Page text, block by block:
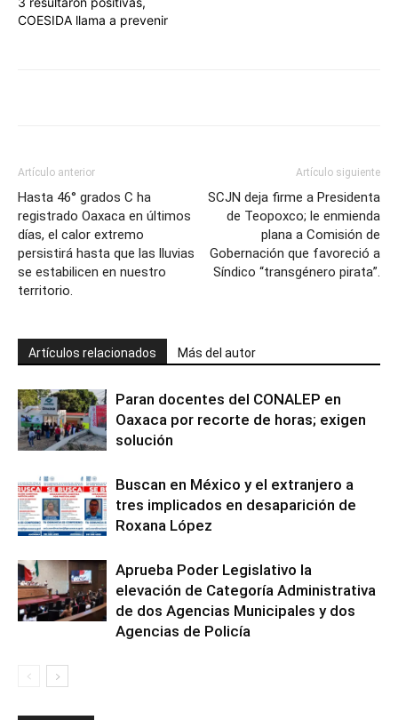
COESIDA llama a prevenir
Artículo anterior
Hasta 46° grados C ha
registrado Oaxaca en últimos
días, el calor extremo
persistirá hasta que las lluvias
se estabilicen en nuestro
territorio.
Artículo siguiente
SCJN deja firme a Presidenta
de Teopoxco; le enmienda
plana a Comisión de
Gobernación que favoreció a
Síndico “transgénero pirata”.
Artículos relacionados Más del autor
Paran docentes del CONALEP en
Oaxaca por recorte de horas; exigen
solución
Buscan en México y el extranjero a
tres implicados en desaparición de
Roxana López
Aprueba Poder Legislativo la
elevación de Categoría Administrativa
de dos Agencias Municipales y dos
Agencias de Policía